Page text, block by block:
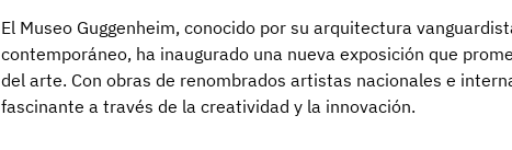
El Museo Guggenheim, conocido por su arquitectura
contemporáneo, ha inaugurado una nueva exposición que
del arte. Con obras de renombrados artistas nacionales e
fascinante a través de la creatividad y la innovación.